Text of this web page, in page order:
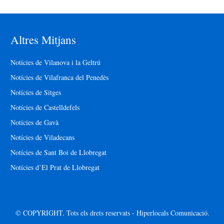
Altres Mitjans
Notícies de Vilanova i la Geltrú
Notícies de Vilafranca del Penedès
Notícies de Sitges
Notícies de Castelldefels
Notícies de Gavà
Notícies de Viladecans
Notícies de Sant Boi de Llobregat
Notícies d’El Prat de Llobregat
© COPYRIGHT. Tots els drets reservats - Hiperlocals Comunicació.